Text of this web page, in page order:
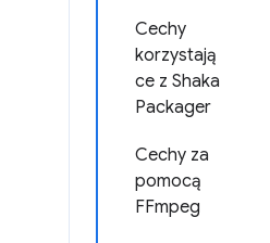
Cechy
korzystają
ce z Shaka
Packager
Cechy za
pomocą
FFmpeg